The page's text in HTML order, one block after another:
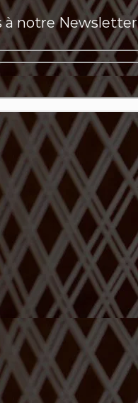
à notre Newsletter